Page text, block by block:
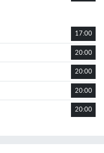
17:00
20:00
20:00
20:00
20:00